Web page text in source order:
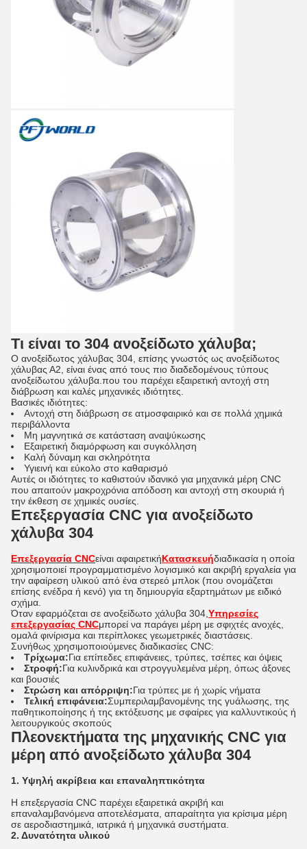
Τι είναι το 304 ανοξείδωτο χάλυβα;
Ο ανοξείδωτος χάλυβας 304, επίσης γνωστός ως ανοξείδωτος
χάλυβας Α2, είναι ένας από τους πιο διαδεδομένους τύπους
ανοξείδωτου χάλυβα.που του παρέχει εξαιρετική αντοχή στη
διάβρωση και καλές μηχανικές ιδιότητες.
Βασικές ιδιότητες:
Αντοχή στη διάβρωση σε ατμοσφαιρικό και σε πολλά χημικά
περιβάλλοντα
Μη μαγνητικά σε κατάσταση αναψύκωσης
Εξαιρετική διαμόρφωση και συγκόλληση
Καλή δύναμη και σκληρότητα
Υγιεινή και εύκολο στο καθαρισμό
Αυτές οι ιδιότητες το καθιστούν ιδανικό για μηχανικά μέρη CNC
που απαιτούν μακροχρόνια απόδοση και αντοχή στη σκουριά ή
την έκθεση σε χημικές ουσίες.
Επεξεργασία CNC για ανοξείδωτο
χάλυβα 304
Επεξεργασία CNCείναι αφαιρετικήΚατασκευήδιαδικασία η οποία
χρησιμοποιεί προγραμματισμένο λογισμικό και ακριβή εργαλεία για
την αφαίρεση υλικού από ένα στερεό μπλοκ (που ονομάζεται
επίσης ενέδρα ή κενό) για τη δημιουργία εξαρτημάτων με ειδικό
σχήμα.
Όταν εφαρμόζεται σε ανοξείδωτο χάλυβα 304, Υπηρεσίες
επεξεργασίας CNCμπορεί να παράγει μέρη με σφιχτές ανοχές,
ομαλά φινίρισμα και περίπλοκες γεωμετρικές διαστάσεις.
Συνήθως χρησιμοποιούμενες διαδικασίες CNC:
Τρίχωμα:Για επίπεδες επιφάνειες, τρύπες, τσέπες και όψεις
Στροφή:Για κυλινδρικά και στρογγυλεμένα μέρη, όπως άξονες
και βουσιές
Στρώση και απόρριψη:Για τρύπες με ή χωρίς νήματα
Τελική επιφάνεια:Συμπεριλαμβανομένης της γυάλωσης, της
παθητικοποίησης ή της εκτόξευσης με σφαίρες για καλλυντικούς ή
λειτουργικούς σκοπούς
Πλεονεκτήματα της μηχανικής CNC για
μέρη από ανοξείδωτο χάλυβα 304
1. Υψηλή ακρίβεια και επαναληπτικότητα
Η επεξεργασία CNC παρέχει εξαιρετικά ακριβή και
επαναλαμβανόμενα αποτελέσματα, απαραίτητα για κρίσιμα μέρη
σε αεροδιαστημικά, ιατρικά ή μηχανικά συστήματα.
2. Δυνατότητα υλικού